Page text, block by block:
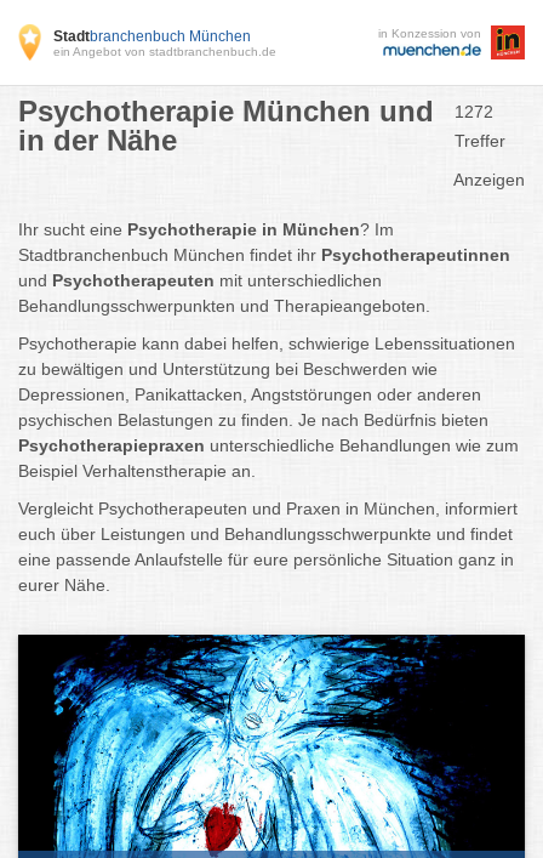
Stadtbranchenbuch München
ein Angebot von stadtbranchenbuch.de
in Konzession von
Psychotherapie München und
in der Nähe
1272
Treffer
Anzeigen
Ihr sucht eine Psychotherapie in München? Im
Stadtbranchenbuch München findet ihr Psychotherapeutinnen
und Psychotherapeuten mit unterschiedlichen
Behandlungsschwerpunkten und Therapieangeboten.
Psychotherapie kann dabei helfen, schwierige Lebenssituationen
zu bewältigen und Unterstützung bei Beschwerden wie
Depressionen, Panikattacken, Angststörungen oder anderen
psychischen Belastungen zu finden. Je nach Bedürfnis bieten
Psychotherapiepraxen unterschiedliche Behandlungen wie zum
Beispiel Verhaltenstherapie an.
Vergleicht Psychotherapeuten und Praxen in München, informiert
euch über Leistungen und Behandlungsschwerpunkte und findet
eine passende Anlaufstelle für eure persönliche Situation ganz in
eurer Nähe.